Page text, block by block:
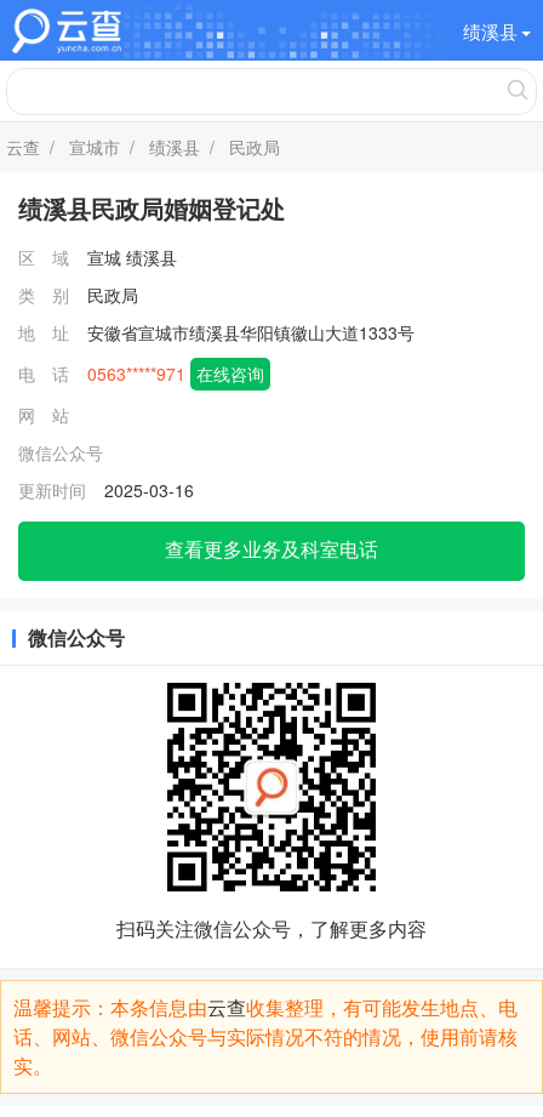
绩溪县
云查 / 宣城市 / 绩溪县 / 民政局
绩溪县民政局婚姻登记处
区 域 宣城 绩溪县
类 别
民政局
地 址
安徽省宣城市绩溪县华阳镇徽山大道1333号
电 话
0563*****971 在线咨询
网 站
微信公众号
更新时间
2025-03-16
查看更多业务及科室电话
微信公众号
扫码关注微信公众号，了解更多内容
温馨提示：本条信息由云查收集整理，有可能发生地点、电
话、网站、微信公众号与实际情况不符的情况，使用前请核
实。